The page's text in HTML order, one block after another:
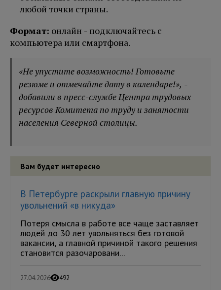
любой точки страны.
Формат: онлайн - подключайтесь с
компьютера или смартфона.
«Не упустите возможность! Готовьте
резюме и отмечайте дату в календаре!», -
добавили в пресс-службе Центра трудовых
ресурсов Комитета по труду и занятости
населения Северной столицы.
Вам будет интересно
В Петербурге раскрыли главную причину
увольнений «в никуда»
Потеря смысла в работе все чаще заставляет
людей до 30 лет увольняться без готовой
вакансии, а главной причиной такого решения
становится разочаровани...
27.04.2026 492